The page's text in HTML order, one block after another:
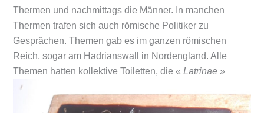
Thermen und nachmittags die Männer. In manchen
Thermen trafen sich auch römische Politiker zu
Gesprächen. Themen gab es im ganzen römischen
Reich, sogar am Hadrianswall in Nordengland. Alle
Themen hatten kollektive Toiletten, die «Latrinae »